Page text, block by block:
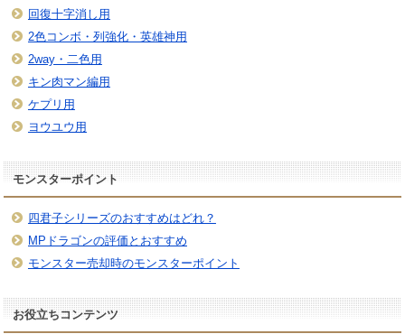
回復十字消し用
2色コンボ・列強化・英雄神用
2way・二色用
キン肉マン編用
ケプリ用
ヨウユウ用
モンスターポイント
四君子シリーズのおすすめはどれ？
MPドラゴンの評価とおすすめ
モンスター売却時のモンスターポイント
お役立ちコンテンツ